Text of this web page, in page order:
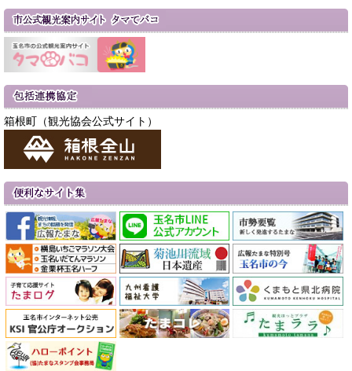
箱根町（観光協会公式サイト）